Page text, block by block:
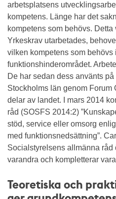
arbetsplatsens
kompetens. Länge har det
kompetens som behövs.
Yrkeskrav utarbetades,
vilken kompetens som behövs
funktionshinderområdet.
De har sedan dess använts
Stockholms län genom Forum
delar av landet. I mars 2014
råd (SOSFS 2014:2)
stöd, service eller omsorg
med funktionsnedsättning”.
Socialstyrelsens allmänna råd
varandra och kompletterar
Teoretiska och